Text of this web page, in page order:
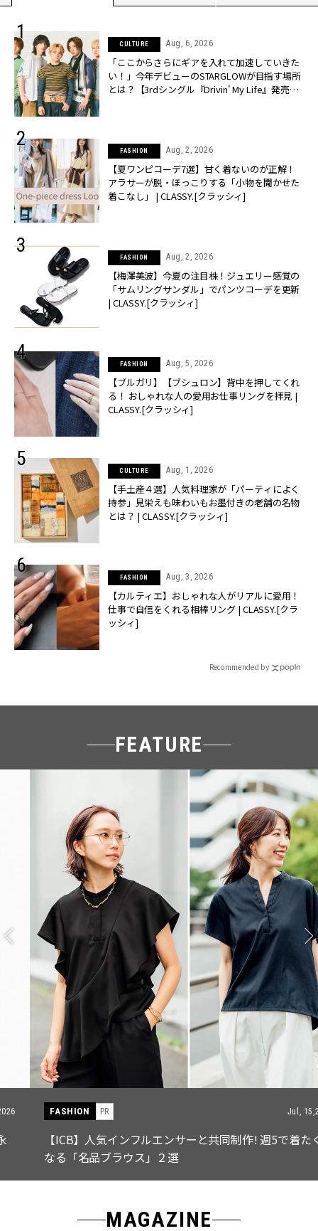
CULTURE Aug, 6, 2026
「ここからさらにギアを入れて加速していきた
い！」今年デビューのSTARGLOWが目指す場所
とは？【3rdシングル『Drivin' My Life』発売】 |
FASHION Aug, 2, 2026
【夏ワンピコーデ7選】甘く着ないのが正解！
アラサーが脱・ほっこりする「小物を聞かせた
着こなし」 | CLASSY.[クラッシィ]
FASHION Aug, 2, 2026
【梅澤美波】今夏の注目株！ジュエリー感覚の
「サムリングサンダル」でパンツコーデを更新
| CLASSY.[クラッシィ]
FASHION Aug, 5, 2026
【ブルガリ】【ブシュロン】背中を押してくれ
る！ おしゃれな人の愛用お仕事リングを拝見 |
CLASSY.[クラッシィ]
CULTURE Aug, 1, 2026
【手土産４選】人気料理家が「パーティによく
持参」見栄えも味わいもお墨付きの老舗の名物
とは？ | CLASSY.[クラッシィ]
FASHION Aug, 3, 2026
【カルティエ】おしゃれな人がリアルに愛用！
仕事で自信をくれる相棒リング | CLASSY.[クラ
ッシィ]
Recommended by
FEATURE
FASHION PR Jul, 15,2026
【ICB】人気インフルエンサーと共同制作! 週5で着たく
なる「名品ブラウス」２選
MAGAZINE